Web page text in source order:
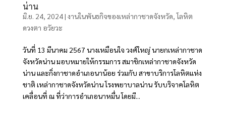
น่าน
มิ.ย. 24, 2024| งานในพันธกิจของเหล่ากาชาดจังหวัด ,โลหิต
ดวงตา อวัยวะ
วันที่ 13 มีนาคม 2567 นางเหมือนใจ วงศ์ใหญ่ นายกเหล่ากาชาด
จังหวัดน่าน มอบหมายให้กรรมการ สมาชิกเหล่ากาชาดจังหวัด
น่าน และกิ่งกาชาดอำเภอนาน้อย ร่วมกับ สาขาบริการโลหิตแห่ง
ชาติ เหล่ากาชาดจังหวัดน่าน โรงพยาบาลน่าน รับบริจาคโลหิต
เคลื่อนที่ ณ ที่ว่าการอำเภอนาหมื่น โดยมี...